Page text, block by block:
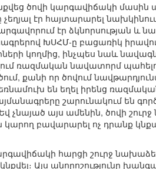
ծովի կարգավիճակի մասին
էր հայտարարել
էր ձկնորսության և
ԽՍՀՄ-ը բացառիկ
կողմից, ինչպես նաև
ռազմական նավատորմ
քանի որ ծովում
են եղել իրենց
շարունակում են
այս ամենին, ծովի շուրջ
բավարարել ոչ դրանք
հարցի շուրջ
Այս անորոշությունը